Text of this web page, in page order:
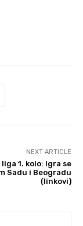
NEXT ARTICLE
1. kolo: Igra se
Sadu i Beogradu
(linkovi)